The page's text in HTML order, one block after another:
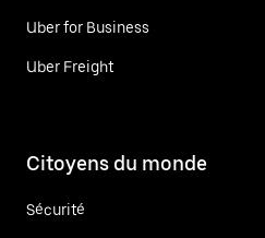
Uber for Business
Uber Freight
Citoyens du monde
Sécurité